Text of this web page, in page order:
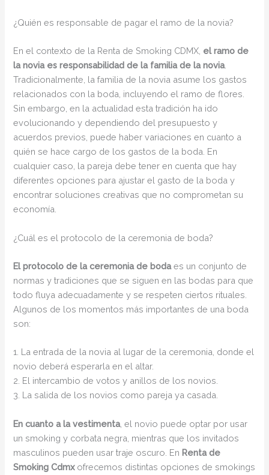
¿Quién es responsable de pagar el ramo de la novia?
En el contexto de la Renta de Smoking CDMX, el ramo de
la novia es responsabilidad de la familia de la novia.
Tradicionalmente, la familia de la novia asume los gastos
relacionados con la boda, incluyendo el ramo de flores.
Sin embargo, en la actualidad esta tradición ha ido
evolucionando y dependiendo del presupuesto y
acuerdos previos, puede haber variaciones en cuanto a
quién se hace cargo de los gastos de la boda. En
cualquier caso, la pareja debe tener en cuenta que hay
diferentes opciones para ajustar el gasto de la boda y
encontrar soluciones creativas que no comprometan su
economía.
¿Cuál es el protocolo de la ceremonia de boda?
El protocolo de la ceremonia de bodaes un conjunto de
normas y tradiciones que se siguen en las bodas para que
todo fluya adecuadamente y se respeten ciertos rituales.
Algunos de los momentos más importantes de una boda
son:
1. La entrada de la novia al lugar de la ceremonia, donde el
novio deberá esperarla en el altar.
2. El intercambio de votos y anillos de los novios.
3. La salida de los novios como pareja ya casada.
En cuanto a la vestimenta, el novio puede optar por usar
un smoking y corbata negra, mientras que los invitados
masculinos pueden usar traje oscuro. En Renta de
Smoking Cdmxofrecemos distintas opciones de smokings